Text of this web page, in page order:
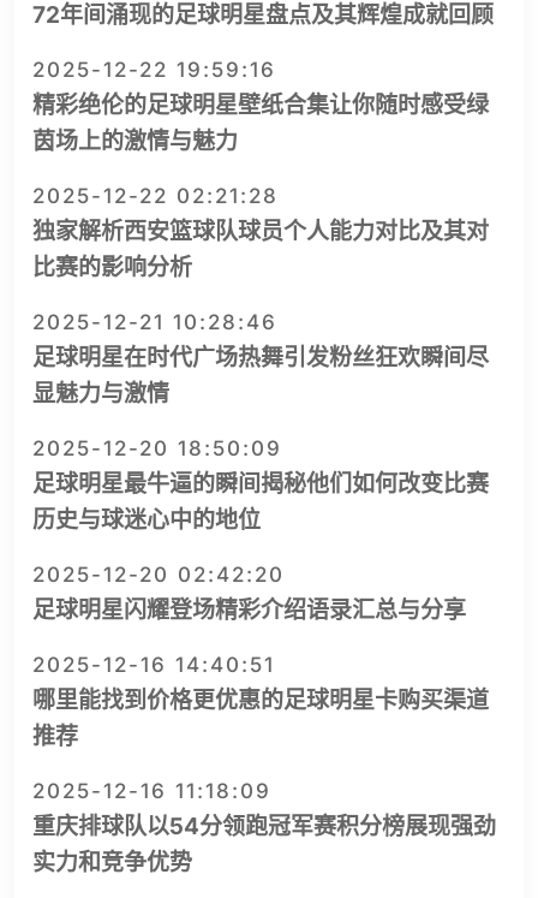
72年间涌现的足球明星盘点及其辉煌成就回顾
2025-12-22 19:59:16
精彩绝伦的足球明星壁纸合集让你随时感受绿
茵场上的激情与魅力
2025-12-22 02:21:28
独家解析西安篮球队球员个人能力对比及其对
比赛的影响分析
2025-12-21 10:28:46
足球明星在时代广场热舞引发粉丝狂欢瞬间尽
显魅力与激情
2025-12-20 18:50:09
足球明星最牛逼的瞬间揭秘他们如何改变比赛
历史与球迷心中的地位
2025-12-20 02:42:20
足球明星闪耀登场精彩介绍语录汇总与分享
2025-12-16 14:40:51
哪里能找到价格更优惠的足球明星卡购买渠道
推荐
2025-12-16 11:18:09
重庆排球队以54分领跑冠军赛积分榜展现强劲
实力和竞争优势